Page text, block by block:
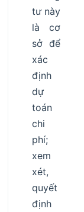
tư này
là cơ
sở để
xác
định
dự
toán
chi
phí;
xem
xét,
quyết
định